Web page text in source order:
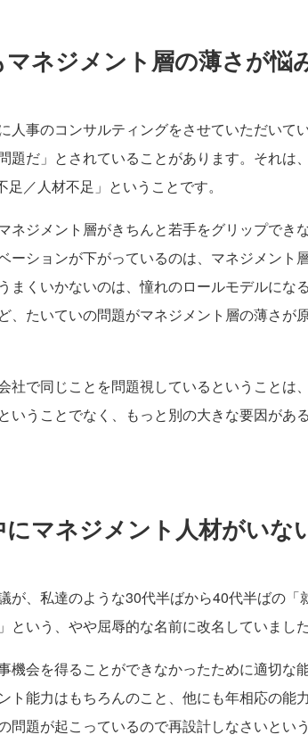
ネジメント層の薄さが悩
人事のコンサルティングをさせていただいて
題だ」とされていることがあります。それは
／人材不足」ということです。
ネジメント層がきちんと若手をグリップでき
ーションが下がっているのは、マネジメント
まくいかないのは、憧れのロールモデルにな
、たいていの問題がマネジメント層の薄さが
社で同じことを問題視しているということは
いうことでなく、もっと別の大きな要因があ
マネジメント人材がいな
、私達のような30代半ばから40代半ばの「
という、やや屈辱的な名前に改名していました
機会を得ることができなかったために適切な
ト能力はもちろんのこと、他にも年相応の能
問題が起こっているので再設計しなさいとい